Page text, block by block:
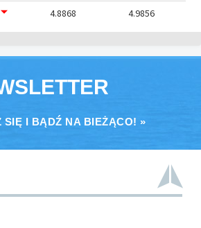
4.8868 4.9856
SIĘ I BĄDŹ NA BIEŻĄCO! »